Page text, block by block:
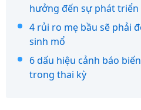
hưởng đến sự phát triển
4 rủi ro mẹ bầu sẽ phải
sinh mổ
6 dấu hiệu cảnh báo
trong thai kỳ